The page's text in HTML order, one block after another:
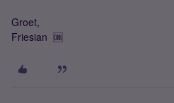
Groet,
Friesian 🆒